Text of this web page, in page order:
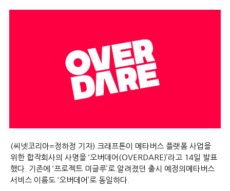
(씨넷코리아=정하정 기자) 크래프톤이 메타버스 플랫폼 사업을
위한 합작회사의 사명을 ‘오버데어(OVERDARE)’라고 14일 발표
했다. 기존에 ‘프로젝트 미글루’로 알려졌던 출시 예정의메타버스
서비스 이름도 ‘오버데어’로 동일하다.